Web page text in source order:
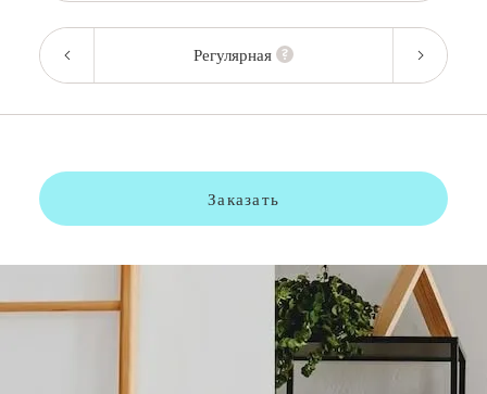
Регулярная
Заказать